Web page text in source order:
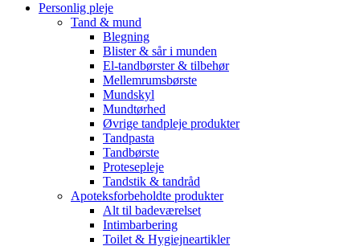
Personlig pleje
Tand & mund
Blegning
Blister & sår i munden
El-tandbørster & tilbehør
Mellemrumsbørste
Mundskyl
Mundtørhed
Øvrige tandpleje produkter
Tandpasta
Tandbørste
Protesepleje
Tandstik & tandråd
Apoteksforbeholdte produkter
Alt til badeværelset
Intimbarbering
Toilet & Hygiejneartikler